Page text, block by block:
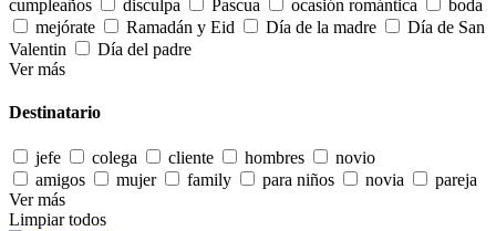
cumpleaños
disculpa Pascua ocasión romántica
boda
mejórate
Ramadán y Eid Día de la madre
Día de San
Valentin
Día del padre
Ver más
Destinatario
jefe colega cliente hombres
novio
amigos
mujer family para niños novia
pareja
Ver más
Limpiar todos